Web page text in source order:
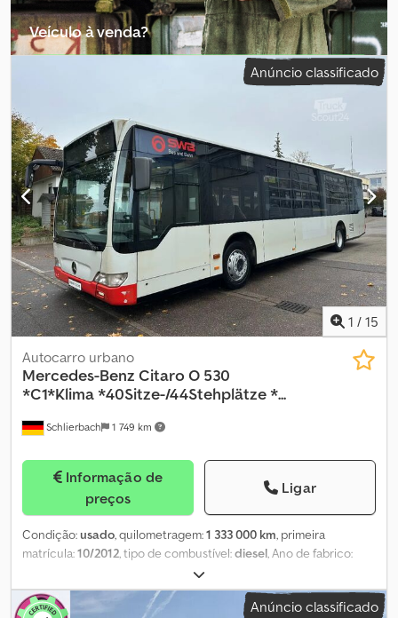
Veículo à venda?
Criar anúncio Anúncio classificado
1 / 15
Schlierbach 1 749 km
Autocarro urbano
Mercedes-Benz Citaro O 530
*C1*Klima *40Sitze-/44Stehplätze *...
Informação de
preços
Ligar
Condição:usado, quilometragem:1 333 000 km, primeira
matrícula:10/2012, tipo de combustível:diesel, Ano de fabrico:
, Mercedes-Benz Citaro O 530 C1 EEV 41 assentos + 44 em pé
*Pequeno dano frontal à esquerda, mas operacional! (O ônibus foi
transportado para nós por 500 km rodando sob seus próprios
Anúncio classificado